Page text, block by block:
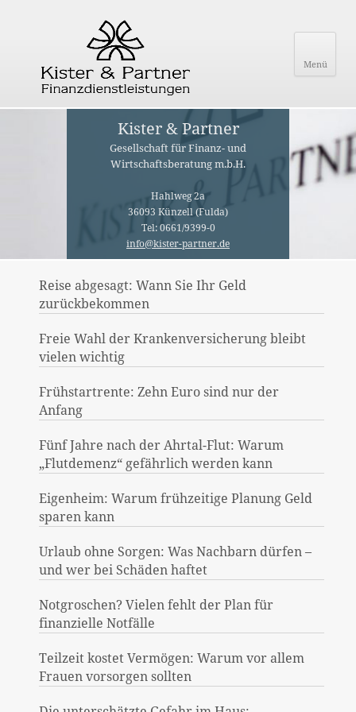
Menü
Kister & Partner
Gesellschaft für Finanz- und
Wirtschaftsberatung m.b.H.
Hahlweg 2a
36093 Künzell (Fulda)
Tel: 0661/9399-0
info@kister-partner.de
Reise abgesagt: Wann Sie Ihr Geld
zurückbekommen
Freie Wahl der Krankenversicherung bleibt
vielen wichtig
Frühstartrente: Zehn Euro sind nur der
Anfang
Fünf Jahre nach der Ahrtal-Flut: Warum
„Flutdemenz“ gefährlich werden kann
Eigenheim: Warum frühzeitige Planung Geld
sparen kann
Urlaub ohne Sorgen: Was Nachbarn dürfen –
und wer bei Schäden haftet
Notgroschen? Vielen fehlt der Plan für
finanzielle Notfälle
Teilzeit kostet Vermögen: Warum vor allem
Frauen vorsorgen sollten